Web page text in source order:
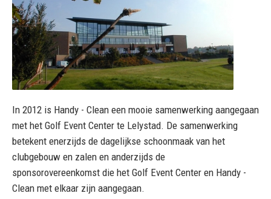
Golf Event Center
Ontmanteling Wietplantage
Hogedruk reiniging Ambachtsmarkt
In 2012 is Handy - Clean een mooie samenwerking aangegaan
met het Golf Event Center te Lelystad. De samenwerking
betekent enerzijds de dagelijkse schoonmaak van het
clubgebouw en zalen en anderzijds de
sponsorovereenkomst die het Golf Event Center en Handy -
Clean met elkaar zijn aangegaan.